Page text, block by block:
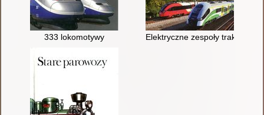
333 lokomotywy Elektryczne zespoły trakcyjne